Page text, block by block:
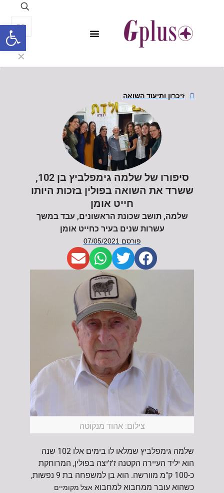
✕
זיכרון ותיעוד השואה
סיפורו של שלמה גימפלביץ בן 102,
ששרד את השואה בפולין בזכות היותו
חייט אומן
שלמה, תושב שכונת הראשונים, עבד במשך
עשרות שנים בעיר כחייט אומן
פורסם 07/05/2021
צילום: אהוד מנקוטה
שלמה גימפלביץ שמלאו לו בימים אלו 102 שנה
הוא יליד העיירה הקטנה ז'ז'יצה בפולין, המרוחקת
כ-100 ק"מ מוורשה. הוא בן למשפחה בת 9 נפשות,
כשהוא עובר ממחבוא למחבוא אצל מקומיים
פתח